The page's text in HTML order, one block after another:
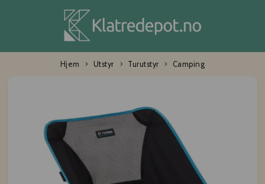
Hjem Utstyr Turutstyr Camping